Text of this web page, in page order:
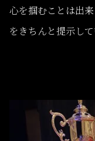
心を掴むことは出
をきちんと提示し